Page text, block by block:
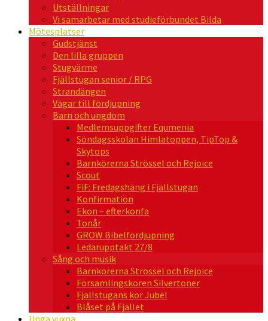
Utställningar
Vi samarbetar med studieförbundet Bilda
Mötesplatser
Gudstjänst
Den lilla gruppen
Stugvärme
Fjällstugan senior / RPG
Strandängen
Vägar till fördjupning
Barn och ungdom
Medlemsuppgifter Equmenia
Söndagsskolan Himlatoppen, TipTop &
Skytops
Barnkörerna Strössel och Rejoice
Scout
FiF: Fredagshäng i Fjällstugan
Konfirmation
Ekon – efterkonfa
Tonår
GROW Bibelfördjupning
Ledarupptakt 27/8
Sång och musik
Barnkörerna Strössel och Rejoice
Församlingskören Silvertoner
Fjällstugans kör Jubel
Blåset på Fjället
Unga vuxna